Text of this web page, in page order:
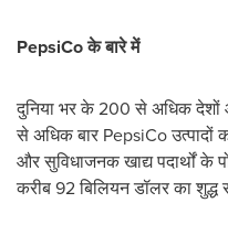
PepsiCo के बारे में
दुनिया भर के 200 से अधिक देशों
से अधिक बार PepsiCo
और सुविधाजनक खाद्य पदार्थों के
करीब 92 बिलियन डॉलर का शुद्ध